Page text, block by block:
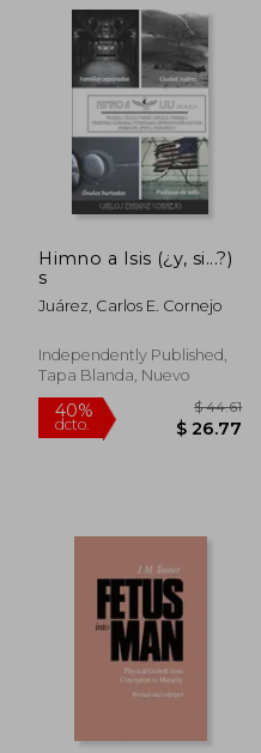
40%
dcto.
$ 190.86
$ 114.52
45%
Himno a Isis (¿y, si...?)
s
Juárez, Carlos E. Cornejo
Independently Published,
Tapa Blanda, Nuevo